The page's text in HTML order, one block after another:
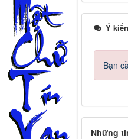
Ý
Bạn
Những